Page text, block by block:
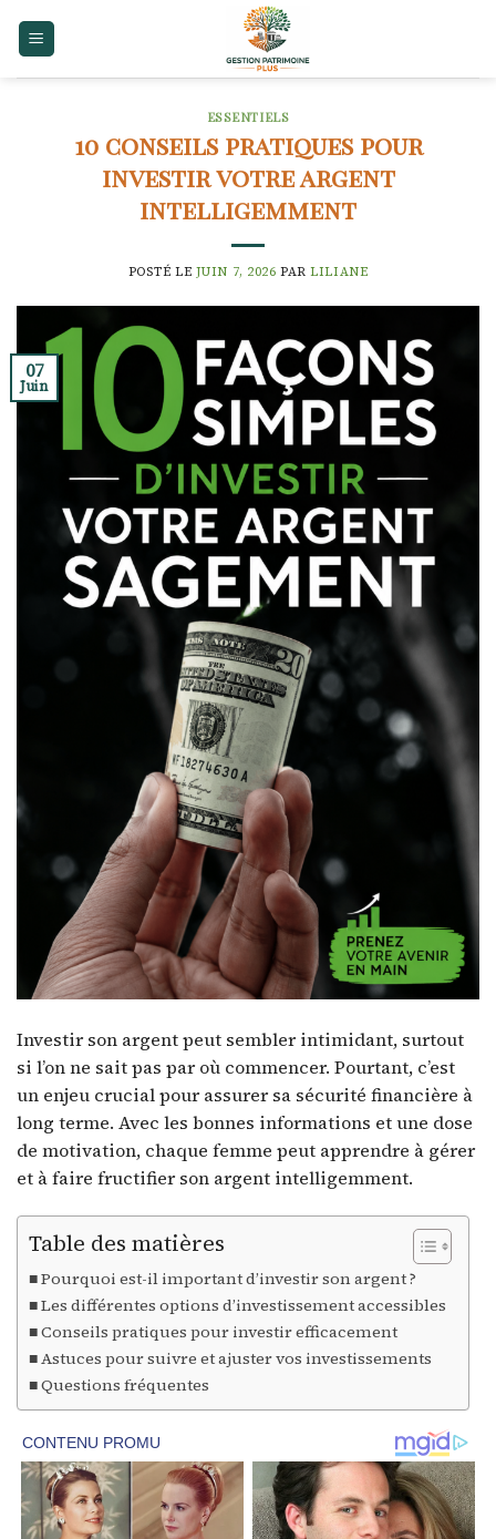
ESSENTIELS
10 conseils pratiques pour
investir votre argent
intelligemment
POSTÉ LE JUIN 7, 2026 PARLILIANE
07
Juin
Investir son argent peut sembler intimidant, surtout
si l’on ne sait pas par où commencer. Pourtant, c’est
un enjeu crucial pour assurer sa sécurité financière à
long terme. Avec les bonnes informations et une dose
de motivation, chaque femme peut apprendre à gérer
et à faire fructifier son argent intelligemment.
Table des matières
Pourquoi est-il important d’investir son argent ?
Les différentes options d’investissement accessibles
Conseils pratiques pour investir efficacement
Astuces pour suivre et ajuster vos investissements
Questions fréquentes